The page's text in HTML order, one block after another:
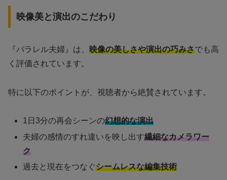
映像美と演出のこだわり
『パラレル夫婦』は、 映像の美しさや演出の巧みさでも高
く評価されています。
特に以下のポイントが、視聴者から絶賛されています。
1日3分の再会シーンの幻想的な演出
夫婦の感情のすれ違いを映し出す繊細なカメラワー
ク
過去と現在をつなぐシームレスな編集技術